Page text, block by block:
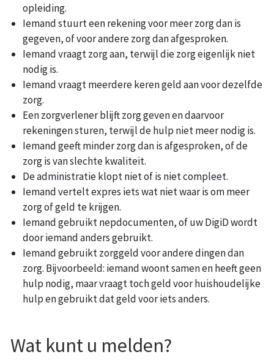
opleiding.
Iemand stuurt een rekening voor meer zorg dan is
gegeven, of voor andere zorg dan afgesproken.
Iemand vraagt zorg aan, terwijl die zorg eigenlijk niet
nodig is.
Iemand vraagt meerdere keren geld aan voor dezelfde
zorg.
Een zorgverlener blijft zorg geven en daarvoor
rekeningen sturen, terwijl de hulp niet meer nodig is.
Iemand geeft minder zorg dan is afgesproken, of de
zorg is van slechte kwaliteit.
De administratie klopt niet of is niet compleet.
Iemand vertelt expres iets wat niet waar is om meer
zorg of geld te krijgen.
Iemand gebruikt nepdocumenten, of uw DigiD wordt
door iemand anders gebruikt.
Iemand gebruikt zorggeld voor andere dingen dan
zorg. Bijvoorbeeld: iemand woont samen en heeft geen
hulp nodig, maar vraagt toch geld voor huishoudelijke
hulp en gebruikt dat geld voor iets anders.
Wat kunt u melden?